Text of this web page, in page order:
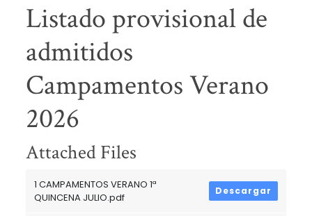
Listado provisional de
admitidos
Campamentos Verano
2026
Attached Files
1 CAMPAMENTOS VERANO 1ª
QUINCENA JULIO.pdf
Descargar